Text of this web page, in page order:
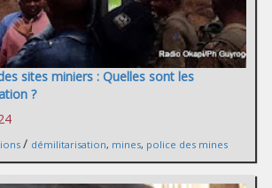
sites miniers : Quelles sont les
?
/ démilitarisation, mines, police des mines